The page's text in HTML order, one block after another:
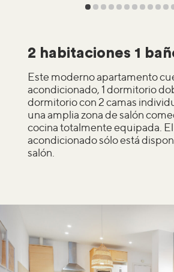
2 habitaciones 1
Este moderno apartamento
acondicionado, 1 dormitorio
dormitorio con 2 camas
una amplia zona de salón
cocina totalmente equipada. El
acondicionado sólo está
salón.